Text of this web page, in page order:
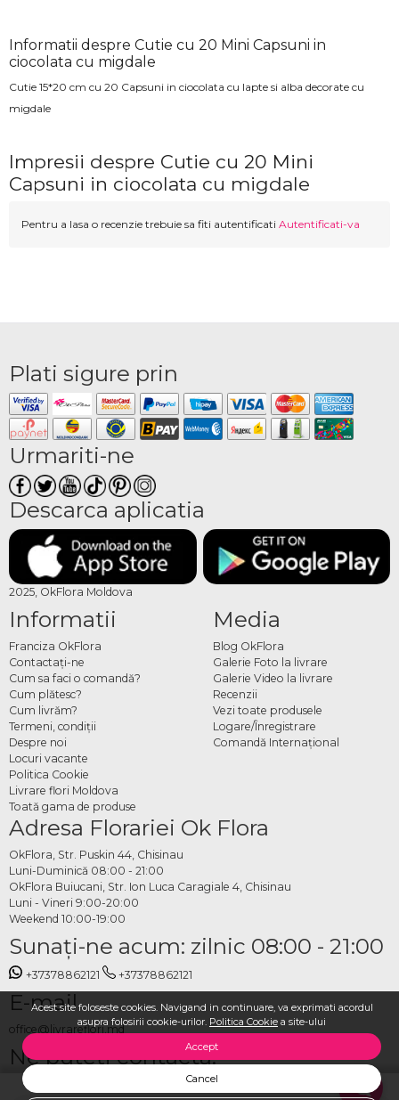
Acest site foloseste cookies. Navigand in continuare, va exprimati acordul
asupra folosirii cookie-urilor. Politica Cookie a site-ului
Accept
Cancel
Informatii despre Cutie cu 20 Mini Capsuni in
ciocolata cu migdale
Cutie 15*20 cm cu 20 Capsuni in ciocolata cu lapte si alba decorate cu
migdale
Impresii despre Cutie cu 20 Mini
Capsuni in ciocolata cu migdale
Pentru a lasa o recenzie trebuie sa fiti autentificati Autentificati-va
Plati sigure prin
Urmariti-ne
Descarca aplicatia
2025, OkFlora Moldova
Informatii
Franciza OkFlora
Contactaţi-ne
Cum sa faci o comandă?
Cum plătesc?
Cum livrăm?
Termeni, condiţii
Despre noi
Locuri vacante
Politica Cookie
Livrare flori Moldova
Toată gama de produse
Media
Blog OkFlora
Galerie Foto la livrare
Galerie Video la livrare
Recenzii
Vezi toate produsele
Logare/Înregistrare
Comandă Internațional
Adresa Florariei Ok Flora
OkFlora, Str. Puskin 44, Chisinau
Luni-Duminică 08:00 - 21:00
OkFlora Buiucani, Str. Ion Luca Caragiale 4, Chisinau
Luni - Vineri 9:00-20:00
Weekend 10:00-19:00
Sunaţi-ne acum: zilnic 08:00 - 21:00
+37378862121 +37378862121
E-mail
office@livrareflori.md
Ne puteți contacta:
whatsapp